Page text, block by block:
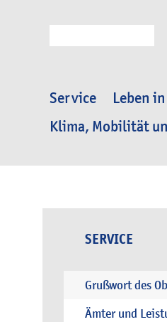
Service Leben
Klima, Mobilität
SERVICE
Grußwort des
Ämter und